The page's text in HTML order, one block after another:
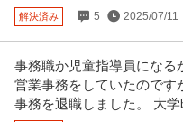
解決済み 5 2025/07/11
事務職か児童指導員になる
営業事務をしていたのです
事務を退職しました。 大